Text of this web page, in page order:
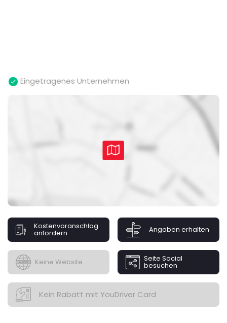
Eingetragenes Unternehmen
Kostenvoranschlag
anfordern Angaben erhalten
Keine Website Seite Social
besuchen
Kein Rabatt mit YouDriver Card